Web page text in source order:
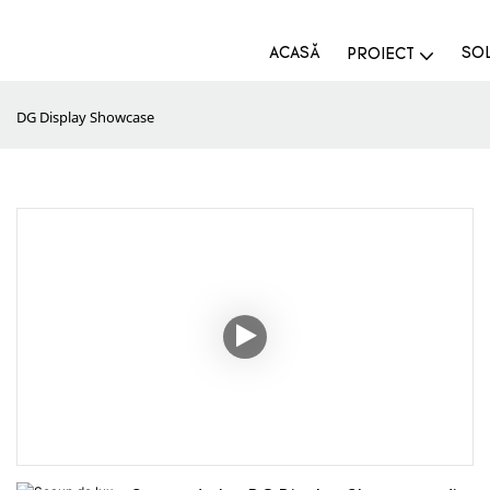
ACASĂ PROIECT
DG Display Showcase